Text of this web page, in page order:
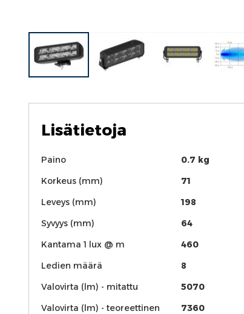
images
Lisätietoja
Lisätietoja
Paino
0.7 kg
Korkeus (mm)
71
Leveys (mm)
198
Syvyys (mm)
64
Kantama 1 lux @ m
460
Ledien määrä
8
Valovirta (lm) - mitattu
5070
Valovirta (lm) - teoreettinen
7360